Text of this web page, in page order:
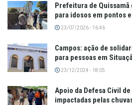
Prefeitura de Quissamã
para idosos em pontos
23/07/2026 - 16:46
Campos: ação de
para pessoas em
23/12/2024 - 18:05
Apoio da Defesa Civil
impactadas pelas